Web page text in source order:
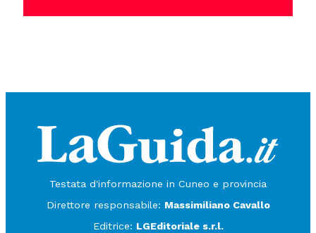
Testata d'informazione in Cuneo e provincia
Direttore responsabile: Massimiliano Cavallo
Editrice: LGEditoriale s.r.l.